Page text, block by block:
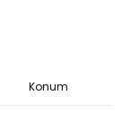
Konum